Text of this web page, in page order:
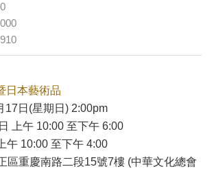
日本藝術品
17日(星期日) 2:00pm
上午 10:00 至下午 6:00
午 10:00 至下午 4:00
區重慶南路二段15號7樓 (中華文化總會